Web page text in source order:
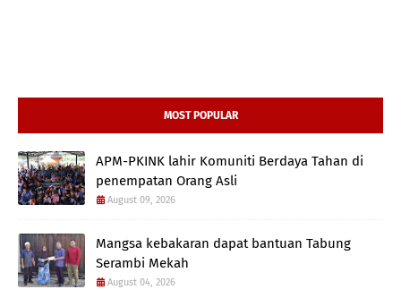
MOST POPULAR
APM-PKINK lahir Komuniti Berdaya Tahan di
penempatan Orang Asli
August 09, 2026
Mangsa kebakaran dapat bantuan Tabung
Serambi Mekah
August 04, 2026